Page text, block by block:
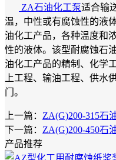
ZA石油化工泵适合输
温，中性或有腐蚀性的液
油化工产品，各种温度和
性的液体。该型耐腐蚀石
油化工产品的精制、化学
上工程、输油工程、供水
门。
上一篇： ZA(G)200-315石
下一篇： ZA(G)200-450石
产品推荐